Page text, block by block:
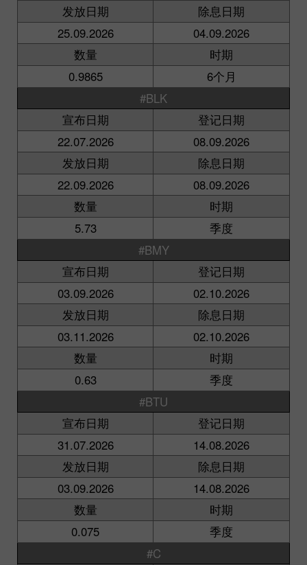
发放日期
除息日期
25.09.2026
04.09.2026
数量
时期
0.9865
6个月
#BLK
宣布日期
登记日期
22.07.2026
08.09.2026
发放日期
除息日期
22.09.2026
08.09.2026
数量
时期
5.73
季度
#BMY
宣布日期
登记日期
03.09.2026
02.10.2026
发放日期
除息日期
03.11.2026
02.10.2026
数量
时期
0.63
季度
#BTU
宣布日期
登记日期
31.07.2026
14.08.2026
发放日期
除息日期
03.09.2026
14.08.2026
数量
时期
0.075
季度
#C